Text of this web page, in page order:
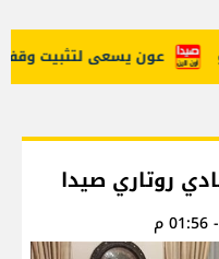
عون يسعى لتثبيت وقف
روتاري صيدا